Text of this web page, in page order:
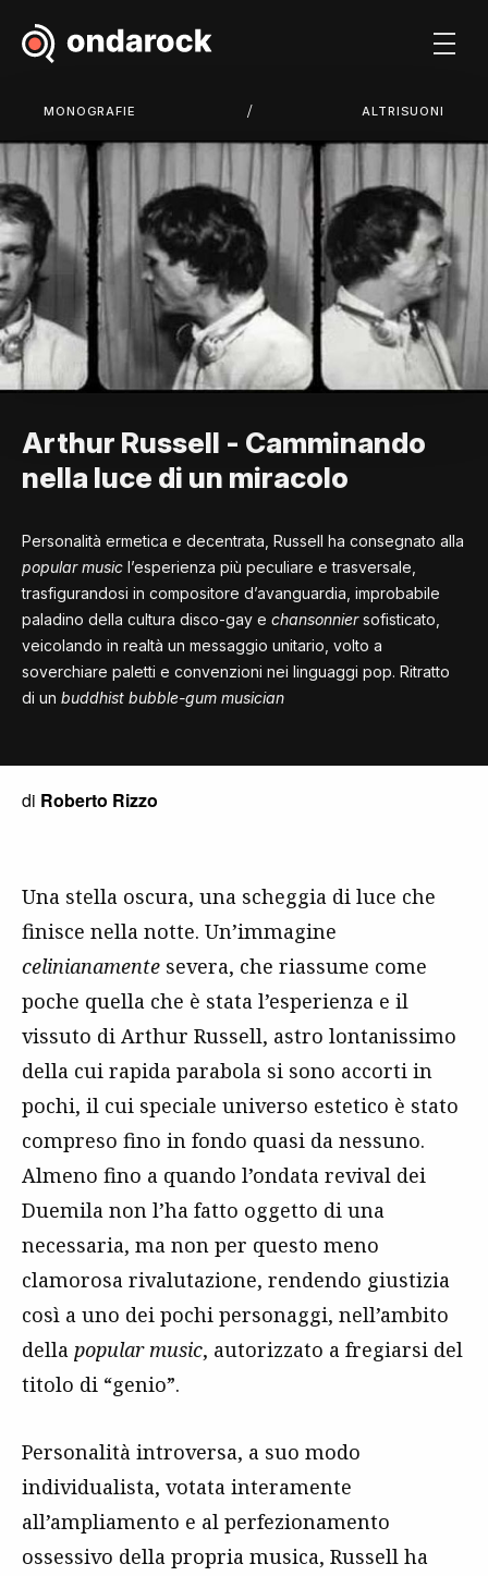
MONOGRAFIE / ALTRISUONI
Arthur Russell - Camminando
nella luce di un miracolo
Personalità ermetica e decentrata, Russell ha consegnato alla
popular music l’esperienza più peculiare e trasversale,
trasfigurandosi in compositore d’avanguardia, improbabile
paladino della cultura disco-gay e chansonniersofisticato,
veicolando in realtà un messaggio unitario, volto a
soverchiare paletti e convenzioni nei linguaggi pop. Ritratto
di un buddhist bubble-gum musician
di Roberto Rizzo
Una stella oscura, una scheggia di luce che
finisce nella notte. Un’immagine
celinianamente severa, che riassume come
poche quella che è stata l’esperienza e il
vissuto di Arthur Russell, astro lontanissimo
della cui rapida parabola si sono accorti in
pochi, il cui speciale universo estetico è stato
compreso fino in fondo quasi da nessuno.
Almeno fino a quando l’ondata revival dei
Duemila non l’ha fatto oggetto di una
necessaria, ma non per questo meno
clamorosa rivalutazione, rendendo giustizia
così a uno dei pochi personaggi, nell’ambito
della popular music, autorizzato a fregiarsi del
titolo di “genio”.
Personalità introversa, a suo modo
individualista, votata interamente
all’ampliamento e al perfezionamento
ossessivo della propria musica, Russell ha